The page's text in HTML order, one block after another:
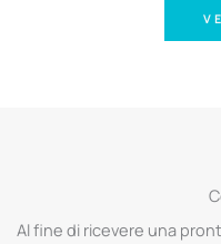
Al fine di ricevere una